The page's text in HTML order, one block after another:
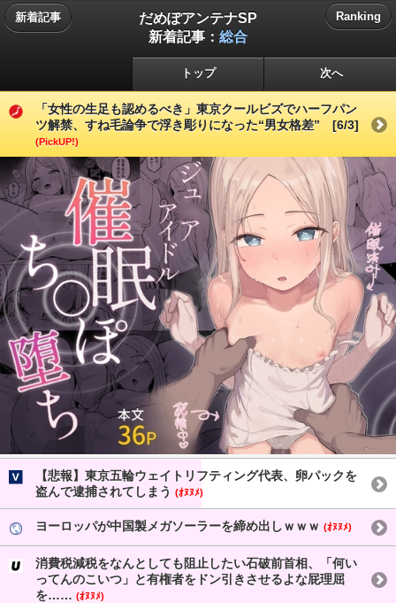
新着記事
だめぽアンテナSP
新着記事： 総合
Ranking
トップ 次へ
「女性の生足も認めるべき」東京クールビズでハーフパン
ツ解禁、すね毛論争で浮き彫りになった“男女格差” [6/3]
(PickUP!)
【悲報】東京五輪ウェイトリフティング代表、卵パックを
盗んで逮捕されてしまう (ｵﾇﾇﾒ)
ヨーロッパが中国製メガソーラーを締め出しｗｗｗ (ｵﾇﾇﾒ)
消費税減税をなんとしても阻止したい石破前首相、「何い
ってんのこいつ」と有権者をドン引きさせるよな屁理屈
を…… (ｵﾇﾇﾒ)